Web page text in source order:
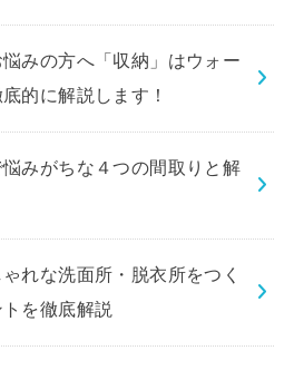
みの方へ「収納」はウォー
的に解説します！
みがちな４つの間取りと解
れな洗面所・脱衣所をつく
を徹底解説